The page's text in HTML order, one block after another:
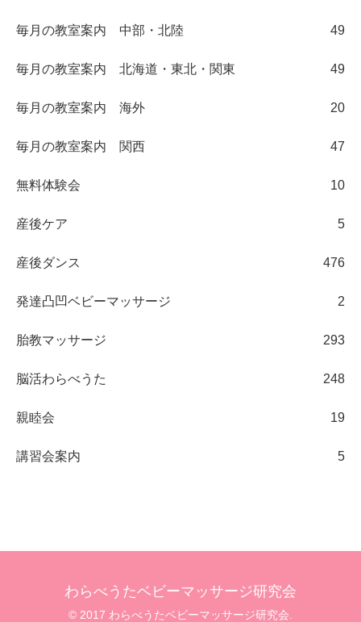
毎月の教室案内 中部・北陸 49
毎月の教室案内 北海道・東北・関東 49
毎月の教室案内 海外 20
毎月の教室案内 関西 47
無料体験会 10
産後ケア 5
産後ダンス 476
発達凸凹ベビーマッサージ 2
胎教マッサージ 293
脳活わらべうた 248
親睦会 19
講習会案内 5
わらべうたベビーマッサージ研究会
© 2017 わらべうたベビーマッサージ研究会.